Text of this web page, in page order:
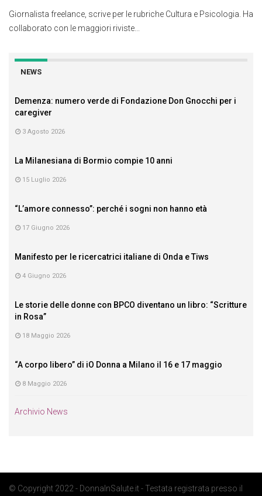
Giornalista freelance, scrive per le rubriche Cultura e Psicologia. Ha
collaborato con le maggiori riviste...
NEWS
Demenza: numero verde di Fondazione Don Gnocchi per i
caregiver
3 Agosto 2026
La Milanesiana di Bormio compie 10 anni
15 Luglio 2026
“L’amore connesso”: perché i sogni non hanno età
17 Giugno 2026
Manifesto per le ricercatrici italiane di Onda e Tiws
4 Giugno 2026
Le storie delle donne con BPCO diventano un libro: “Scritture
in Rosa”
18 Maggio 2026
“A corpo libero” di iO Donna a Milano il 16 e 17 maggio
8 Maggio 2026
Archivio News
© Copyright 2022 - DonnaInSalute.it - Testata registrata presso il